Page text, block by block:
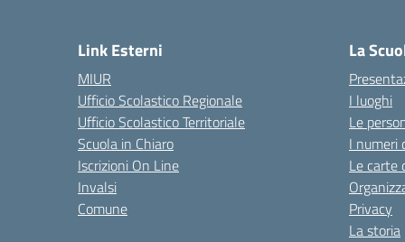
Link Esterni
MIUR
Ufficio Scolastico Regionale
Ufficio Scolastico Territoriale
Scuola in Chiaro
Iscrizioni On Line
Invalsi
Comune
La
I luoghi
Le
I numeri
Le carte
Privacy
La storia